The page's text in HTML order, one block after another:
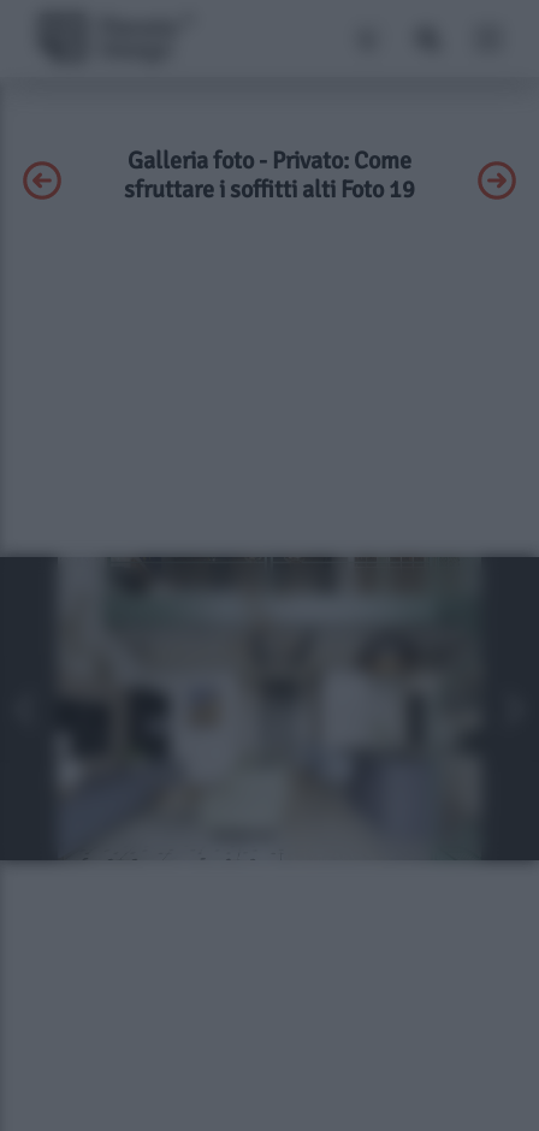
Galleria foto - Privato: Come
sfruttare i soffitti alti Foto 19